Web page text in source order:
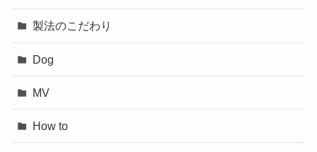
製法のこだわり
Dog
MV
How to